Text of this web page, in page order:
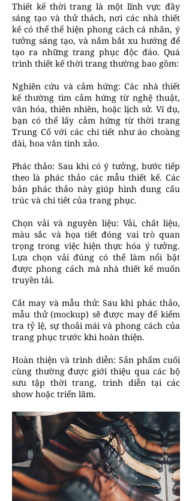
Thiết kế thời trang là một lĩnh vực đầy
sáng tạo và thử thách, nơi các nhà thiết
kế có thể thể hiện phong cách cá nhân, ý
tưởng sáng tạo, và nắm bắt xu hướng để
tạo ra những trang phục độc đáo. Quá
trình thiết kế thời trang thường bao gồm:
Nghiên cứu và cảm hứng: Các nhà thiết
kế thường tìm cảm hứng từ nghệ thuật,
văn hóa, thiên nhiên, hoặc lịch sử. Ví dụ,
bạn có thể lấy cảm hứng từ thời trang
Trung Cổ với các chi tiết như áo choàng
dài, hoa văn tinh xảo.
Phác thảo: Sau khi có ý tưởng, bước tiếp
theo là phác thảo các mẫu thiết kế. Các
bản phác thảo này giúp hình dung cấu
trúc và chi tiết của trang phục.
Chọn vải và nguyên liệu: Vải, chất liệu,
màu sắc và họa tiết đóng vai trò quan
trọng trong việc hiện thực hóa ý tưởng.
Lựa chọn vải đúng có thể làm nổi bật
được phong cách mà nhà thiết kế muốn
truyền tải.
Cắt may và mẫu thử: Sau khi phác thảo,
mẫu thử (mockup) sẽ được may để kiểm
tra tỷ lệ, sự thoải mái và phong cách của
trang phục trước khi hoàn thiện.
Hoàn thiện và trình diễn: Sản phẩm cuối
cùng thường được giới thiệu qua các bộ
sưu tập thời trang, trình diễn tại các
show hoặc triển lãm.